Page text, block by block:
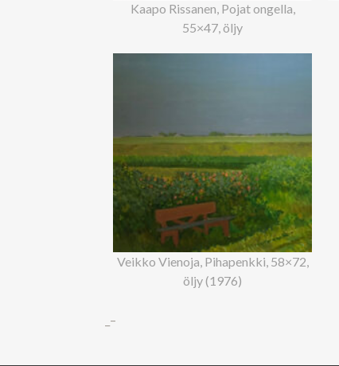
Kaapo Rissanen, Pojat ongella,
55×47, öljy
Veikko Vienoja, Pihapenkki, 58×72,
öljy (1976)
_–